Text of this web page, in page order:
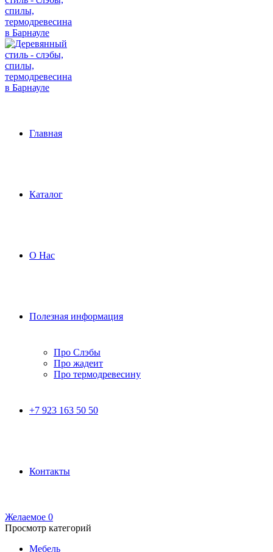
Главная
Каталог
О Нас
Полезная информация
Про Слэбы
Про жадеит
Про термодревесину
+7 923 163 50 50
Контакты
Желаемое 0
Просмотр категорий
Мебель